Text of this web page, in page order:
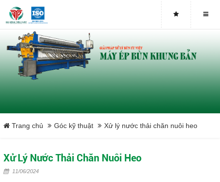
Buy genuine sludge press machines
Belt Press
Screw Press
Máy sấy bùn
Tại sao nên mua máy ép bùn trục vít
Trang chủ Góc kỹ thuật Xử lý nước thải chăn nuôi heo
Xử Lý Nước Thải Chăn Nuôi Heo
11/06/2024